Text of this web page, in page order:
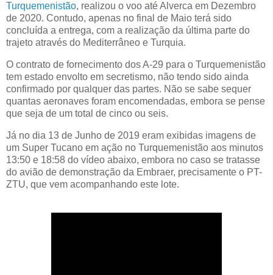
Turquemenistão, realizou o voo até Alverca em Dezembro
de 2020. Contudo, apenas no final de Maio terá sido
concluída a entrega, com a realização da última parte do
trajeto através do Mediterrâneo e Turquia.
O contrato de fornecimento dos A-29 para o Turquemenistão
tem estado envolto em secretismo, não tendo sido ainda
confirmado por qualquer das partes. Não se sabe sequer
quantas aeronaves foram encomendadas, embora se pense
que seja de um total de cinco ou seis.
Já no dia 13 de Junho de 2019 eram exibidas imagens de
um Super Tucano em ação no Turquemenistão aos minutos
13:50 e 18:58 do vídeo abaixo, embora no caso se tratasse
do avião de demonstração da Embraer, precisamente o PT-
ZTU, que vem acompanhando este lote.